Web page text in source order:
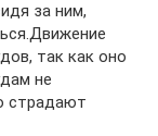
за ним,
так как оно
не
страдают